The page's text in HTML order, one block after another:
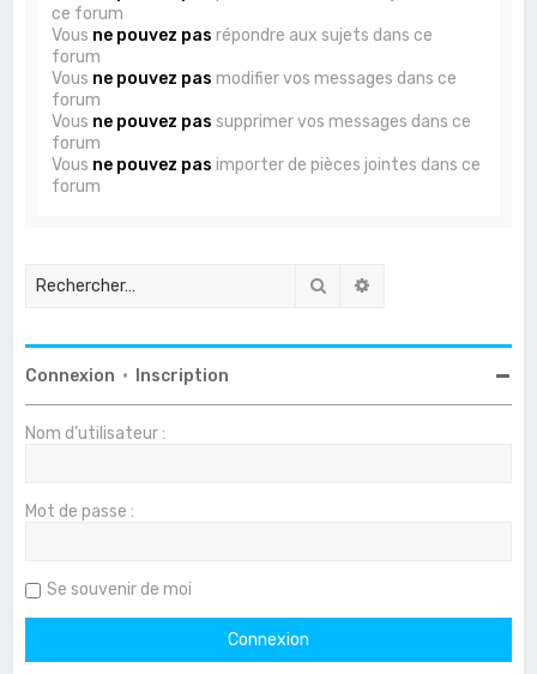
ce forum
Vous ne pouvez pas répondre aux sujets dans ce
forum
Vous ne pouvez pas modifier vos messages dans ce
forum
Vous ne pouvez pas supprimer vos messages dans ce
forum
Vous ne pouvez pas importer de pièces jointes dans ce
forum
Rechercher
Connexion • Inscription
Nom d’utilisateur :
Mot de passe :
Se souvenir de moi